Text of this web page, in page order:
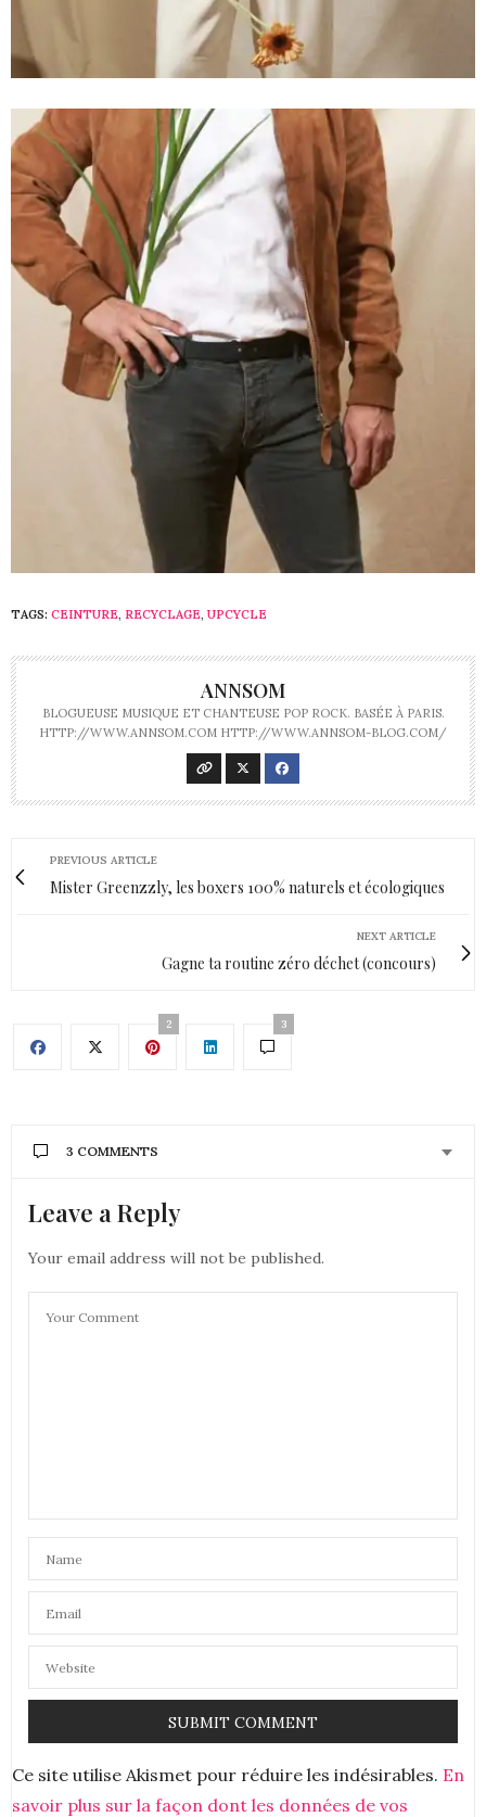
TAGS: CEINTURE, RECYCLAGE, UPCYCLE
ANNSOM
BLOGUEUSE MUSIQUE ET CHANTEUSE POP ROCK. BASÉE À PARIS.
HTTP://WWW.ANNSOM.COM HTTP://WWW.ANNSOM-BLOG.COM/
PREVIOUS ARTICLE
Mister Greenzzly, les boxers 100% naturels et écologiques
NEXT ARTICLE
Gagne ta routine zéro déchet (concours)
2 3
3 COMMENTS
AURÉLIE - MOUNETTE
4 JUIN 2019 À 10 H 21 MIN
Ah oui, comme tu dis, ca bouge pas mal en ce
moment, c’est top pour la planète!
bises
Aurélie
Leave a Reply
Your email address will not be published.
Ce site utilise Akismet pour réduire les indésirables. En
savoir plus sur la façon dont les données de vos